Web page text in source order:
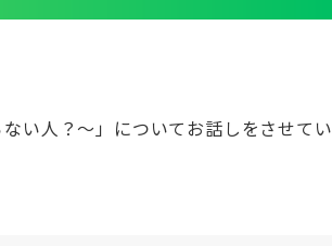
い人？〜」についてお話しをさせてい